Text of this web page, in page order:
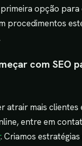
opção para
procedimentos
com SEO
atrair mais clientes
entre em
. Criamos